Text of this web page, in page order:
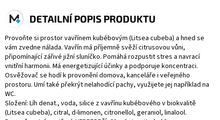
DETAILNÍ POPIS PRODUKTU
Provoňte si prostor vavřínem kubébovým (Litsea cubeba) a hned se
vám zvedne nálada. Vavřín má příjemně svěží citrusovou vůni,
připomínající zářivé jižní sluníčko. Pomáhá rozpustit stres a navrací
vnitřní harmonii. Má energetizující účinky a podporuje koncentraci.
Osvěžovač se hodí k provonění domova, kanceláře i veřejného
prostoru. Umí také překrýt nelahodící pachy, využijete jej například na
WC.
Složení: Líh denat., voda, silice z vavřínu kubébového v biokvalitě
(Litsea cubeba), citral, d-limonen, citronellol, geraniol, linalool.